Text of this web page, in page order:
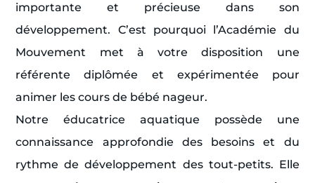
importante et précieuse dans son
développement. C’est pourquoi l’Académie du
Mouvement met à votre disposition une
référente diplômée et expérimentée pour
animer les cours de bébé nageur.
Notre éducatrice aquatique possède une
connaissance approfondie des besoins et du
rythme de développement des tout-petits. Elle